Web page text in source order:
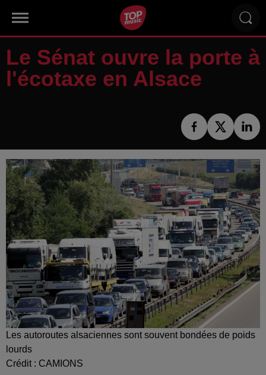
Le Sénat ouvre la porte à
l'écotaxe en Alsace
Les autoroutes alsaciennes sont souvent bondées de poids
lourds
Crédit : CAMIONS